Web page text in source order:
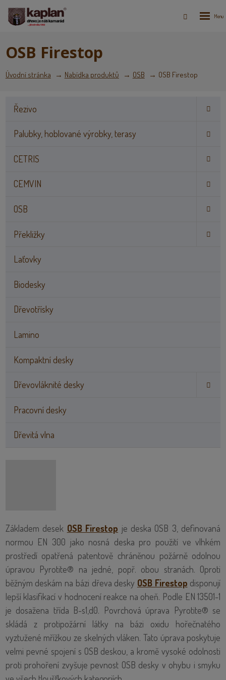
OSB Firestop
Úvodní stránka Nabídka produktů OSB OSB Firestop
Řezivo
Palubky, hoblované výrobky, terasy
CETRIS
CEMVIN
OSB
Překližky
Laťovky
Biodesky
Dřevotřísky
Lamino
Kompaktní desky
Dřevovláknité desky
Pracovní desky
Dřevitá vlna
Základem desek OSB Firestop je deska OSB 3, definovaná
normou EN 300 jako nosná deska pro použití ve vlhkém
prostředí opatřená patentově chráněnou požárně odolnou
úpravou Pyrotite® na jedné, popř. obou stranách. Oproti
běžným deskám na bázi dřeva desky OSB Firestop disponují
lepší klasifikací v hodnocení reakce na oheň. Podle EN 13501-1
je dosažena třída B-s1,d0. Povrchová úprava Pyrotite® se
skládá z protipožární látky na bázi oxidu hořečnatého
vyztužené mřížkou ze skelných vláken. Tato úprava poskytuje
velmi pevné spojení s OSB deskou, a kromě vysoké odolnosti
proti prohoření zvyšuje pevnost OSB desky v ohybu i smyku